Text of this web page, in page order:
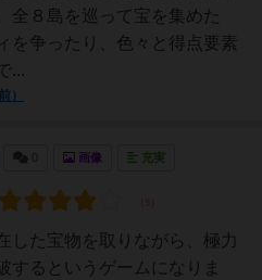
全８島を巡って宝を集めた
を争ったり、色々と得点要素
...
）
画像 充実
した宝物を取りながら、極力
するというゲームになりま